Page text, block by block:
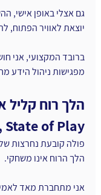
גם אצלי באופן אישי,
יוצאת לאוויר הפתוח,
ברובד המקצועי, אני
מפגישות ניהול הידע
הלך רוח קליל
of Play
פולה קובעת נחרצות
הלך הרוח אינו משחקי.
אני מתחברת מאד